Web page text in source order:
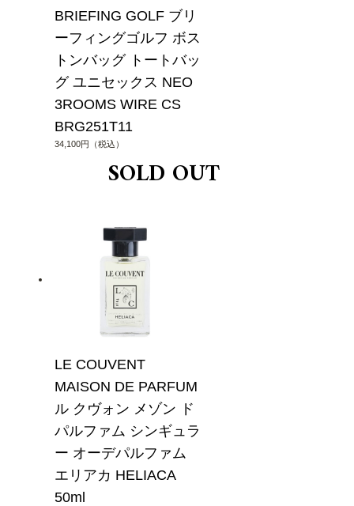
BRIEFING GOLF ブリ
ーフィングゴルフ ボス
トンバッグ トートバッ
グ ユニセックス NEO
3ROOMS WIRE CS
BRG251T11
34,100円（税込）
LE COUVENT
MAISON DE PARFUM
ル クヴォン メゾン ド
パルファム シンギュラ
ー オーデパルファム
エリアカ HELIACA
50ml